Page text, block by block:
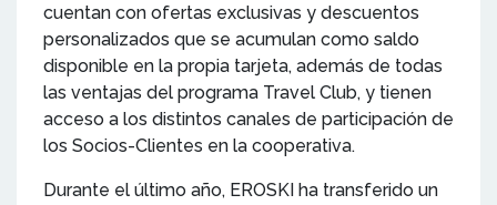
cuentan con ofertas exclusivas y descuentos
personalizados que se acumulan como saldo
disponible en la propia tarjeta, además de todas
las ventajas del programa Travel Club, y tienen
acceso a los distintos canales de participación de
los Socios-Clientes en la cooperativa.
Durante el último año, EROSKI ha transferido un